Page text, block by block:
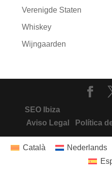
Verenigde Staten
Whiskey
Wijngaarden
SEO Ibiza
Aviso Legal
Política
Català Nederlands